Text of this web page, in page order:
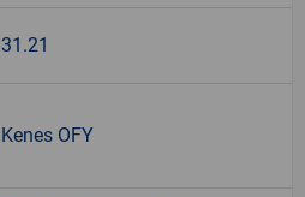
31.21
Kenes OFY